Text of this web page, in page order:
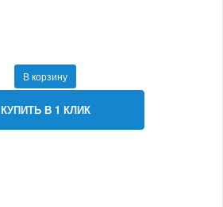
В корзину
КУПИТЬ В 1 КЛИК